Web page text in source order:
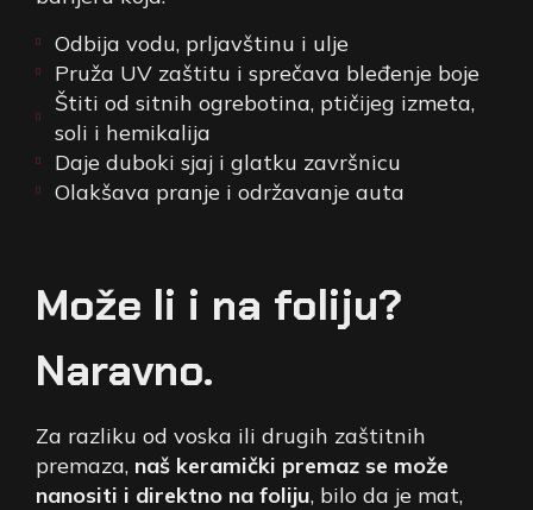
Odbija vodu, prljavštinu i ulje
Pruža UV zaštitu i sprečava bleđenje boje
Štiti od sitnih ogrebotina, ptičijeg izmeta,
soli i hemikalija
Daje duboki sjaj i glatku završnicu
Olakšava pranje i održavanje auta
Može li i na foliju?
Naravno.
Za razliku od voska ili drugih zaštitnih
premaza, naš keramički premaz se može
nanositi i direktno na foliju, bilo da je mat,